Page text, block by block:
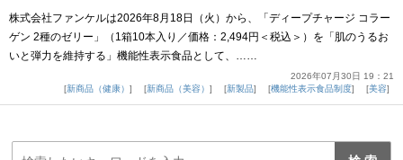
株式会社ファンケルは2026年8月18日（火）から、「ディープチャージ コラー
ゲン 2種のゼリー」（1箱10本入り／価格：2,494円＜税込＞）を「肌のうるお
いと弾力を維持する」機能性表示食品として、……
2026年07月30日 19：21
新商品（健康）
新商品（美容） 新製品 機能性表示食品制度 美容